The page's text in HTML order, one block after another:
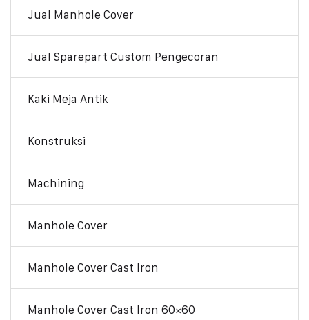
Jual Manhole Cover
Jual Sparepart Custom Pengecoran
Kaki Meja Antik
Konstruksi
Machining
Manhole Cover
Manhole Cover Cast Iron
Manhole Cover Cast Iron 60×60